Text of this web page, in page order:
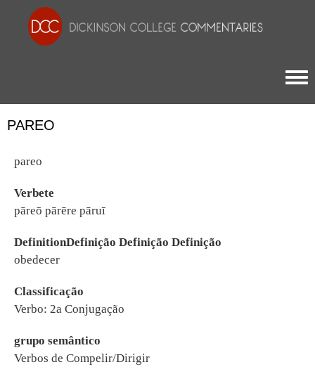
PAREO
pareo
Verbete
pāreō pārēre pāruī
DefinitionDefinição Definição Definição
obedecer
Classificação
Verbo: 2a Conjugação
grupo semântico
Verbos de Compelir/Dirigir